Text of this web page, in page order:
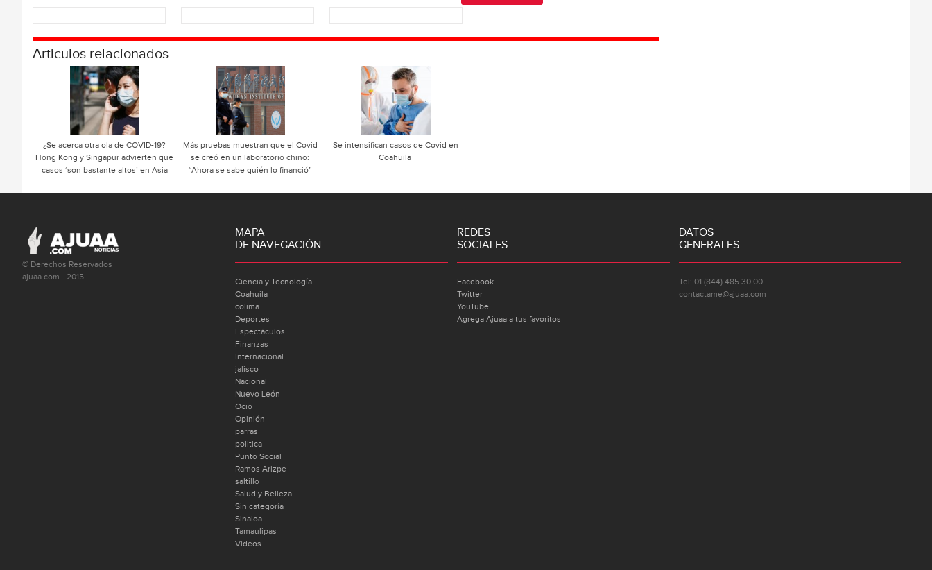
Articulos relacionados
¿Se acerca otra ola de COVID-19?
Hong Kong y Singapur advierten que
casos ‘son bastante altos’ en Asia
Más pruebas muestran que el Covid
se creó en un laboratorio chino:
“Ahora se sabe quién lo financió”
Se intensifican casos de Covid en
Coahuila
© Derechos Reservados
ajuaa.com - 2015
MAPA
DE NAVEGACIÓN
Ciencia y Tecnología
Coahuila
colima
Deportes
Espectáculos
Finanzas
Internacional
jalisco
Nacional
Nuevo León
Ocio
Opinión
parras
politica
Punto Social
Ramos Arizpe
saltillo
Salud y Belleza
Sin categoría
Sinaloa
Tamaulipas
Videos
REDES
SOCIALES
Facebook
Twitter
YouTube
Agrega Ajuaa a tus favoritos
DATOS
GENERALES
Tel: 01 (844) 485 30 00
contactame@ajuaa.com